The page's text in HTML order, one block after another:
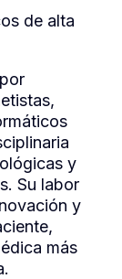
de alta
y
Su labor
y
más